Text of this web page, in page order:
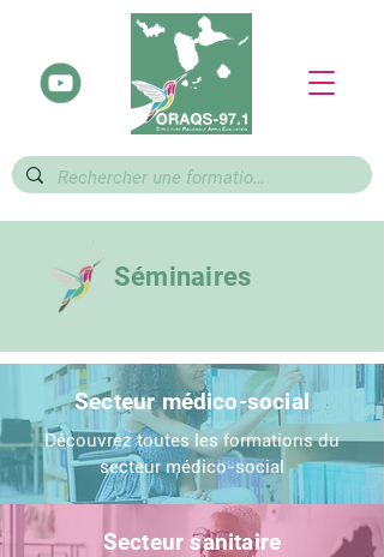
Séminaires
Secteur médico-social
Découvrez toutes les formations du
secteur médico-social
Secteur sanitaire